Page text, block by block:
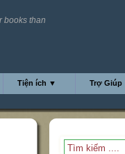
books than
Tiện ích ▼ Trợ Giúp